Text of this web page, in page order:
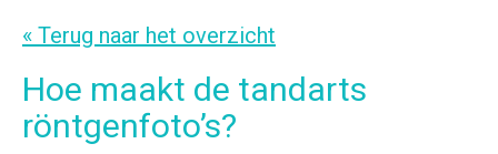
« Terug naar het overzicht
Hoe maakt de tandarts
röntgenfoto’s?